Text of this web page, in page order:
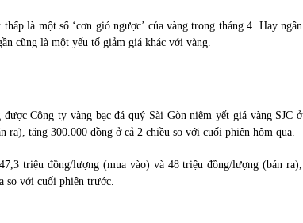
là một số ‘cơn gió ngược’ của vàng trong tháng 4. Hay ngân
cũng là một yếu tố giảm giá khác với vàng.
Công ty vàng bạc đá quý Sài Gòn niêm yết giá vàng SJC ở
tăng 300.000 đồng ở cả 2 chiều so với cuối phiên hôm qua.
triệu đồng/lượng (mua vào) và 48 triệu đồng/lượng (bán ra),
so với cuối phiên trước.